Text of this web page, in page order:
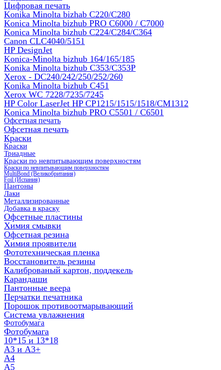
Цифровая печать
Konika Minolta bizhab C220/C280
Konica Minolta bizhub PRO C6000 / C7000
Konica Minolta bizhub С224/С284/С364
Canon CLC4040/5151
HP DesignJet
Konica-Minolta bizhub 164/165/185
Konika Minolta bizhub C353/C353Р
Xerox - DC240/242/250/252/260
Konika Minolta bizhub C451
Xerox WC 7228/7235/7245
HP Color LaserJet HP CP1215/1515/1518/CM1312
Konica Minolta bizhub PRO С5501 / С6501
Офсетная печать
Офсетная печать
Краски
Краски
Триадные
Краски по невпитывающим поверхностям
Краски по невпитывающим поверхностям
MultiBond (Великобритания)
Foil (Испания)
Пантоны
Лаки
Металлизированные
Добавка в краску
Офсетные пластины
Химия смывки
Офсетная резина
Химия проявители
Фототехническая пленка
Восстановитель резины
Калиброваный картон, поддекель
Карандаши
Пантонные веера
Перчатки печатника
Порошок противоотмарывающий
Система увлажнения
Фотобумага
Фотобумага
10*15 и 13*18
A3 и А3+
А4
А5